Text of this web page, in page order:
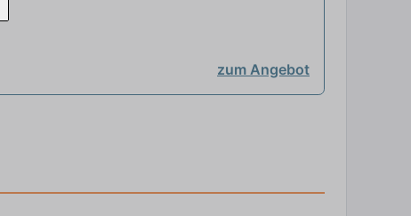
zum Angebot